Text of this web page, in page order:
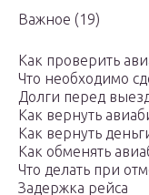
Важное (19)
Как проверить
Что необходимо
Долги перед
Как вернуть
Как вернуть
Как обменять
Что делать при
Задержка рейса